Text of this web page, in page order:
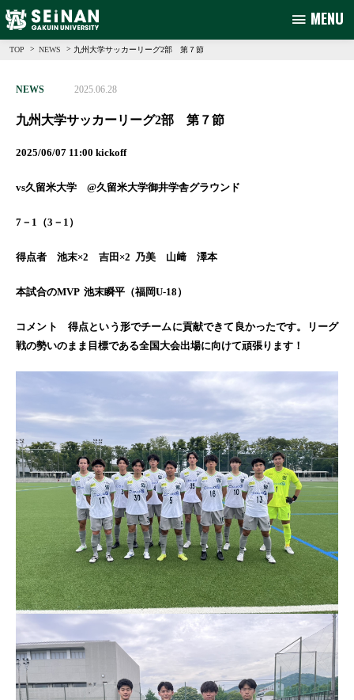
TOP > NEWS > 九州大学サッカーリーグ2部 第７節
NEWS 2025.06.28
九州大学サッカーリーグ2部 第７節
2025/06/07 11:00 kickoff
vs久留米大学 @久留米大学御井学舎グラウンド
7－1（3－1）
得点者 池末×2 吉田×2 乃美 山﨑 澤本
本試合のMVP 池末瞬平（福岡U-18）
コメント 得点という形でチームに貢献できて良かったです。リーグ
戦の勢いのまま目標である全国大会出場に向けて頑張ります！
MENU